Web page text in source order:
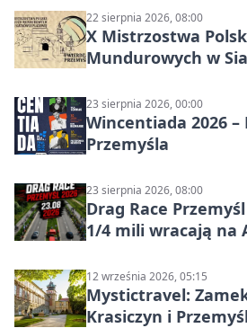
22 sierpnia 2026, 08:00
X Mistrzostwa
Mundurowych w
23 sierpnia 2026, 00:00
Wincentiada 2026
Przemyśla
23 sierpnia 2026, 08:00
Drag Race
1/4 mili wracają na
12 września 2026, 05:15
Mystictravel:
Krasiczyn i